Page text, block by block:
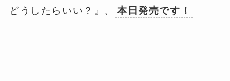
どうしたらいい？』、
本日発売です！